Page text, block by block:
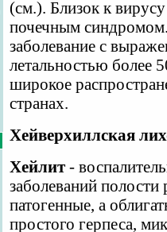
(см.). Близок к
почечным
заболевание с
летальностью более
широкое
странах.
Хейверхиллская
Хейлит -
заболеваний
патогенные, а
простого герпеса,